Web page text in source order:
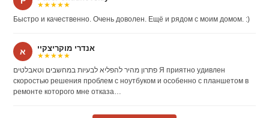
★★★★★
Быстро и качественно. Очень доволен. Ещё и рядом с моим домом. :)
א אנדרי מוקריצקיי
★★★★★
פתרון מהיר להפליא לבעיות במחשבים וטאבלטים Я приятно удивлен
скоростью решения проблем с ноутбуком и особенно с планшетом в
ремонте которого мне отказа…